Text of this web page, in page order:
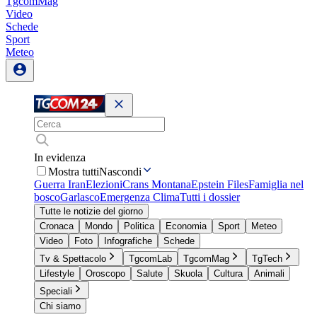
Video
Schede
Sport
Meteo
In evidenza
Mostra tuttiNascondi
Guerra IranElezioniCrans MontanaEpstein FilesFamiglia nel
boscoGarlascoEmergenza ClimaTutti i dossier
Tutte le notizie del giorno
Cronaca
Mondo Politica Economia Sport
Meteo
Video
Foto Infografiche
Schede
Tv & Spettacolo
TgcomLab TgcomMag
TgTech
Lifestyle
Oroscopo Salute Skuola Cultura
Animali
Speciali
Chi siamo